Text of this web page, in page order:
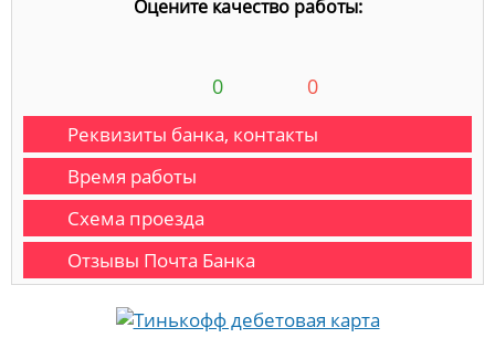
Оцените качество работы:
0 0
Реквизиты банка, контакты
Время работы
Схема проезда
Отзывы Почта Банка